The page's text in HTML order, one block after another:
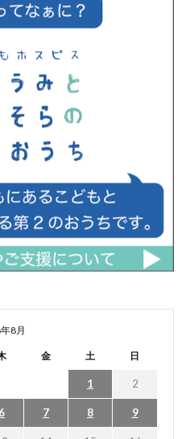
8月
金 土 日
1 2
6 7 8 9